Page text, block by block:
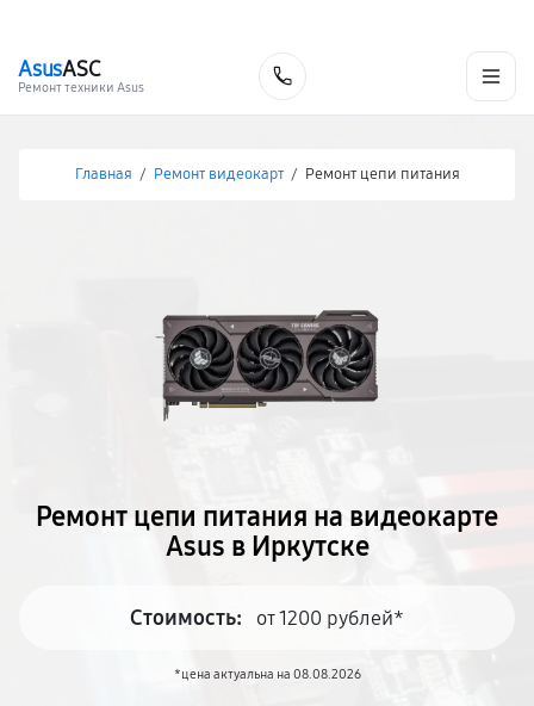
AsusASC
Ремонт техники Asus
Главная / Ремонт видеокарт / Ремонт цепи питания
Ремонт цепи питания на видеокарте
Asus в Иркутске
Стоимость: от 1200 рублей*
*цена актуальна на 08.08.2026